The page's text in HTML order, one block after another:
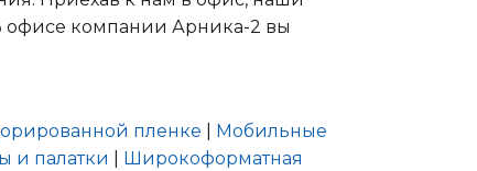
офисе компании Арника-2 вы
пленке
Мобильные
и палатки
Широкоформатная